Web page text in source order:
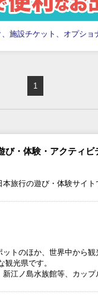
施設チケット、オプショ
1
び・体験・アクティビ
旅行の遊び・体験サイト
トのほか、世界中から
光県です。
江ノ島水族館等、カッ